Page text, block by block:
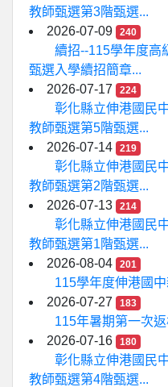
教師甄選第3階甄選...
2026-07-09
240
續招--115學年度高
甄選入學續招簡章...
2026-07-17
224
彰化縣立伸港國民
教師甄選第5階甄選...
2026-07-14
219
彰化縣立伸港國民
教師甄選第2階甄選...
2026-07-13
214
彰化縣立伸港國民
教師甄選第1階甄選...
2026-08-04
201
115學年度伸港國
2026-07-27
183
115年暑期第一次返
2026-07-16
180
彰化縣立伸港國民
教師甄選第4階甄選...